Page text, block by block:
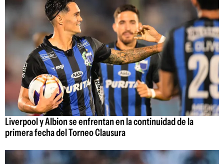
Liverpool y Albion se enfrentan en la continuidad de la
primera fecha del Torneo Clausura